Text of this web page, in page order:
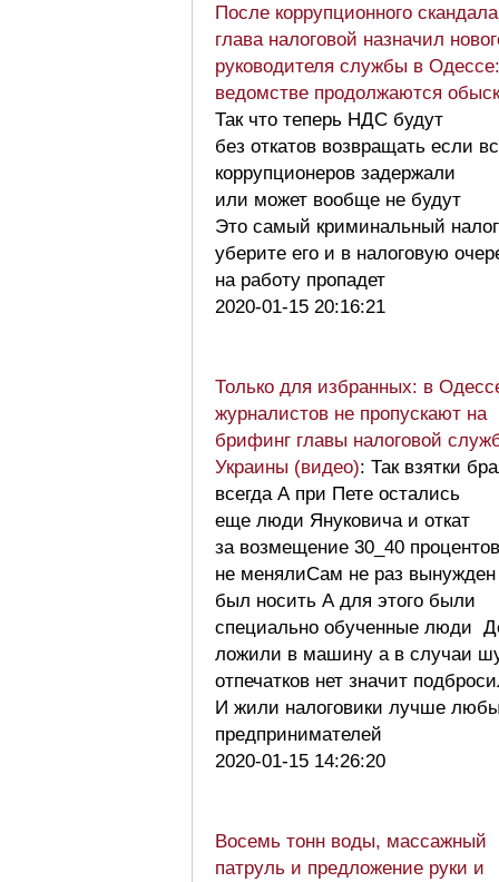
После коррупционного скандала
глава налоговой назначил
руководителя службы в
ведомстве продолжаются
Так что теперь НДС будут
без откатов возвращать если
коррупционеров задержали
или может вообще не будут
Это самый криминальный налог
уберите его и в налоговую
на работу пропадет
2020-01-15 20:16:21
Только для избранных: в
журналистов не пропускают на
брифинг главы налоговой
Украины (видео): Так взятки
всегда А при Пете остались
еще люди Януковича и откат
за возмещение 30_40 процентов
не менялиСам не раз вынужден
был носить А для этого были
специально обученные люди
ложили в машину а в случаи
отпечатков нет значит
И жили налоговики лучше
предпринимателей
2020-01-15 14:26:20
Восемь тонн воды, массажный
патруль и предложение руки и